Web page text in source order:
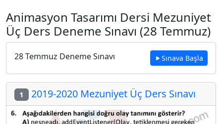
Animasyon Tasarımı Dersi Mezuniyet
Üç Ders Deneme Sınavı (28 Temmuz)
28 Temmuz Deneme Sınavı Sınava Başla
1 2019-2020 Mezuniyet Üç Ders Sınavı